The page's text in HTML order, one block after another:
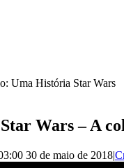
Uma História Star Wars
Wars – A
30 de maio de 2018|